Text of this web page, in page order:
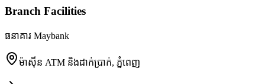
Branch Facilities
ធនាគារ Maybank
ម៉ាស៊ីន ATM និងដាក់ប្រាក់, ភ្នំពេញ